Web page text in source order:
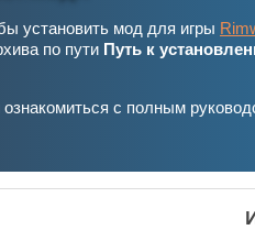
установить мод для игры
по пути Путь к
с полным